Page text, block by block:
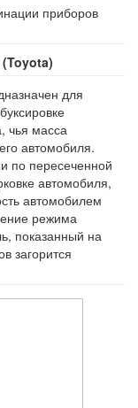
приборов
для
чья масса
автомобиля.
по пересеченной
автомобиля,
автомобилем
режима
показанный на
загорится